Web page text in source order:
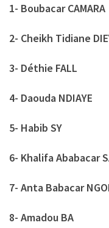
1- Boubacar CAMARA
2- Cheikh Tidiane
3- Déthie FALL
4- Daouda NDIAYE
5- Habib SY
6- Khalifa Ababacar
7- Anta Babacar
8- Amadou BA